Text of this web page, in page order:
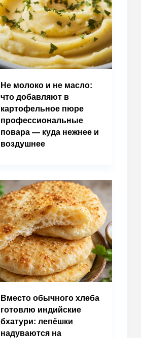
Не молоко и не масло:
что добавляют в
картофельное пюре
профессиональные
повара — куда нежнее и
воздушнее
Вместо обычного хлеба
готовлю индийские
бхатури: лепёшки
надуваются на